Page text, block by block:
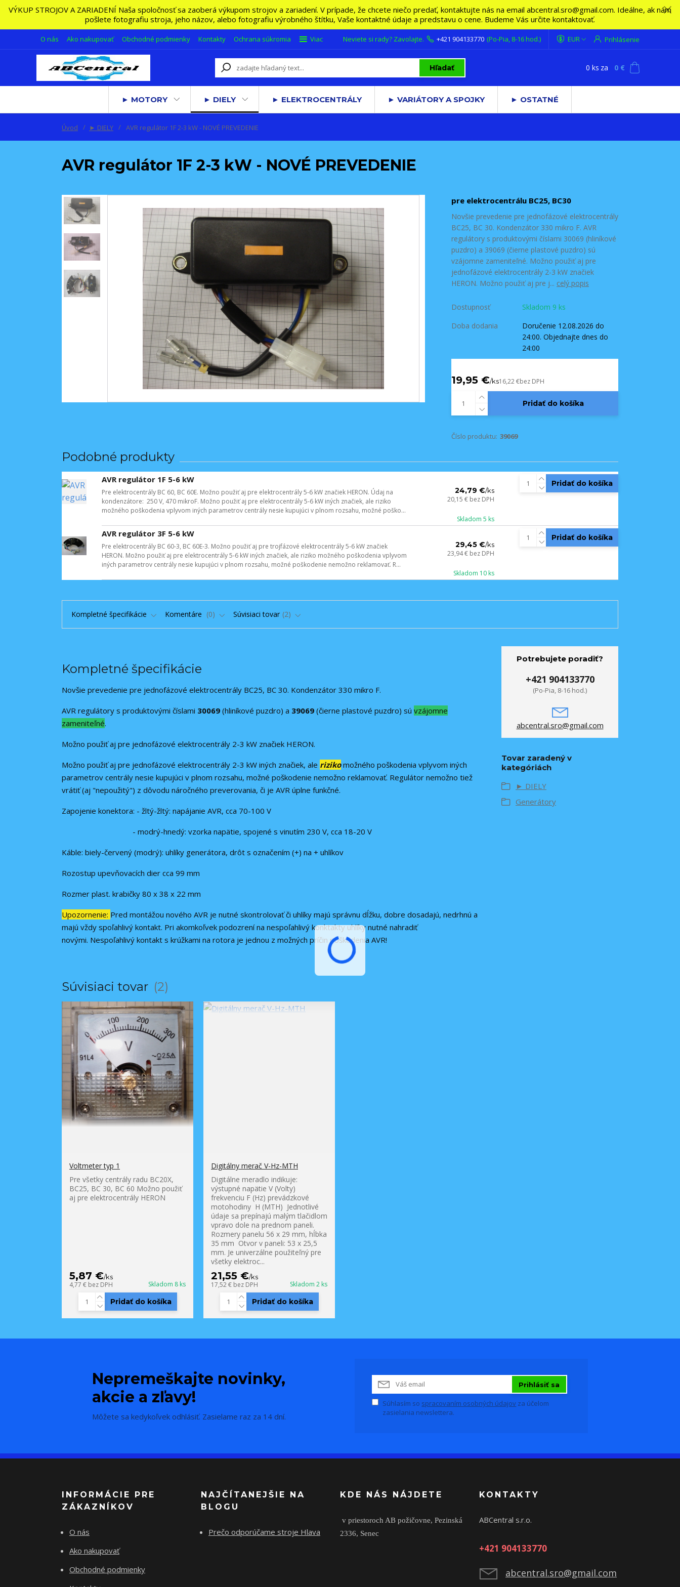
VÝKUP STROJOV A ZARIADENÍ Naša spoločnosť sa zaoberá výkupom strojov a zariadení. V prípade, že chcete niečo predať, kontaktujte nás na email abcentral.sro@gmail.com. Ideálne, ak nám
pošlete fotografiu stroja, jeho názov, alebo fotografiu výrobného štítku, Vaše kontaktné údaje a predstavu o cene. Budeme Vás určite kontaktovať.
O nás Ako nakupovať Obchodné podmienky Kontakty Ochrana súkromia Viac EUR Prihlásenie
Hľadať
Neviete si rady? Zavolajte. +421 904133770 (Po-Pia, 8-16 hod.)
0 ks za 0 €
► MOTORY ► DIELY ► ELEKTROCENTRÁLY ► VARIÁTORY A SPOJKY ► OSTATNÉ
Úvod ► DIELY AVR regulátor 1F 2-3 kW - NOVÉ PREVEDENIE
AVR regulátor 1F 2-3 kW - NOVÉ PREVEDENIE
pre elektrocentrálu BC25, BC30
Novšie prevedenie pre jednofázové elektrocentrály
BC25, BC 30. Kondenzátor 330 mikro F. AVR
regulátory s produktovými číslami 30069 (hliníkové
puzdro) a 39069 (čierne plastové puzdro) sú
vzájomne zameniteľné. Možno použiť aj pre
jednofázové elektrocentrály 2-3 kW značiek
HERON. Možno použiť aj pre j... celý popis
Dostupnosť
Skladom 9 ks
Doba dodania
Doručenie 12.08.2026 do
24:00. Objednajte dnes do
24:00
19,95 €/ks16,22 €bez DPH
Pridať do košíka
Číslo produktu: 39069
Podobné produkty
AVR regulátor 1F 5-6 kW
Pre elektrocentrály BC 60, BC 60E. Možno použiť aj pre elektrocentrály 5-6 kW značiek HERON. Údaj na
kondenzátore: 250 V, 470 mikroF. Možno použiť aj pre elektrocentrály 5-6 kW iných značiek, ale riziko
možného poškodenia vplyvom iných parametrov centrály nesie kupujúci v plnom rozsahu, možné poško...
24,79 €/ks
20,15 € bez DPH
Skladom 5 ks
Pridať do košíka
AVR regulátor 3F 5-6 kW
Pre elektrocentrály BC 60-3, BC 60E-3. Možno použiť aj pre trojfázové elektrocentrály 5-6 kW značiek
HERON. Možno použiť aj pre elektrocentrály 5-6 kW iných značiek, ale riziko možného poškodenia vplyvom
iných parametrov centrály nesie kupujúci v plnom rozsahu, možné poškodenie nemožno reklamovať. R...
29,45 €/ks
23,94 € bez DPH
Skladom 10 ks
Pridať do košíka
Kompletné špecifikácie Komentáre 0 Súvisiaci tovar 2
Kompletné špecifikácie
Novšie prevedenie pre jednofázové elektrocentrály BC25, BC 30. Kondenzátor 330 mikro F.
AVR regulátory s produktovými číslami 30069 (hliníkové puzdro) a 39069 (čierne plastové puzdro) sú vzájomne
zameniteľné.
Možno použiť aj pre jednofázové elektrocentrály 2-3 kW značiek HERON.
Možno použiť aj pre jednofázové elektrocentrály 2-3 kW iných značiek, ale rizikomožného poškodenia vplyvom iných
parametrov centrály nesie kupujúci v plnom rozsahu, možné poškodenie nemožno reklamovať. Regulátor nemožno tiež
vrátiť (aj "nepoužitý") z dôvodu náročného preverovania, či je AVR úplne funkčné.
Zapojenie konektora: - žltý-žltý: napájanie AVR, cca 70-100 V
- modrý-hnedý: vzorka napätie, spojené s vinutím 230 V, cca 18-20 V
Káble: biely-červený (modrý): uhlíky generátora, drôt s označením (+) na + uhlíkov
Rozostup upevňovacích dier cca 99 mm
Rozmer plast. krabičky 80 x 38 x 22 mm
Upozornenie: Pred montážou nového AVR je nutné skontrolovať či uhlíky majú správnu dĺžku, dobre dosadajú, nedrhnú a
majú vždy spoľahlivý kontakt. Pri akomkoľvek podozrení na nespoľahlivý konktakty uhlíky nutné nahradiť
novými. Nespoľahlivý kontakt s krúžkami na rotora je jednou z možných príčin poškodenia AVR!
Potrebujete poradiť?
+421 904133770
(Po-Pia, 8-16 hod.)
abcentral.sro@gmail.com
Tovar zaradený v
kategóriách
► DIELY
Generátory
Súvisiaci tovar 2
Voltmeter typ 1
Pre všetky centrály radu BC20X,
BC25, BC 30, BC 60 Možno použiť
aj pre elektrocentrály HERON
5,87 €/ks
4,77 € bez DPH Skladom 8 ks
Pridať do košíka
Digitálny merač V-Hz-MTH
Digitálne meradlo indikuje:
výstupné napätie V (Volty)
frekvenciu F (Hz) prevádzkové
motohodiny H (MTH) Jednotlivé
údaje sa prepínajú malým tlačidlom
vpravo dole na prednom paneli.
Rozmery panelu 56 x 29 mm, hĺbka
35 mm Otvor v paneli: 53 x 25,5
mm. Je univerzálne použiteľný pre
všetky elektroc...
21,55 €/ks
17,52 € bez DPH Skladom 2 ks
Pridať do košíka
Nepremeškajte novinky,
akcie a zľavy!
Môžete sa kedykoľvek odhlásiť. Zasielame raz za 14 dní.
Prihlásiť sa
Súhlasím so spracovaním osobných údajov za účelom
zasielania newslettera.
INFORMÁCIE PRE
ZÁKAZNÍKOV
O nás
Ako nakupovať
Obchodné podmienky
NAJČÍTANEJŠIE NA
BLOGU
Prečo odporúčame stroje Hlava
KDE NÁS NÁJDETE
v priestoroch AB požičovne, Pezinská
2336, Senec
KONTAKTY
ABCentral s.r.o.
+421 904133770
abcentral.sro@gmail.com